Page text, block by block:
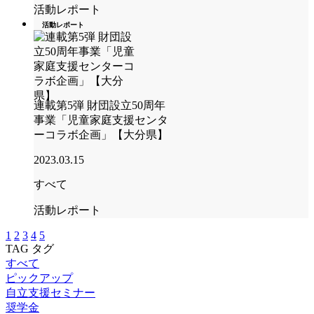
活動レポート
活動レポート
連載第5弾 財団設立50周年
事業「児童家庭支援センタ
ーコラボ企画」【大分県】
2023.03.15
すべて
活動レポート
1 2 3 4 5
TAG タグ
すべて
ピックアップ
自立支援セミナー
奨学金